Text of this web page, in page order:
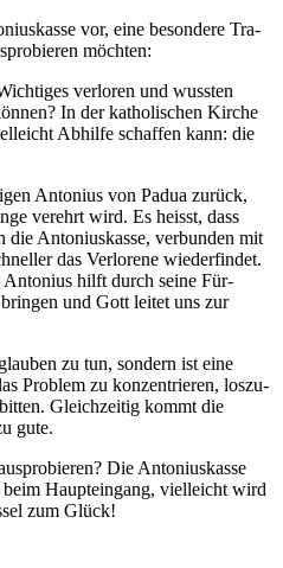
vor, eine beson­dere Tra­
möcht­en:
ver­loren und wussten
In der katholis­chen Kirche
Abhil­fe schaf­fen kann: die
Anto­nius von Pad­ua zurück,
verehrt wird. Es heisst, dass
die Anto­niuskasse, ver­bun­den mit
das Ver­lorene wiederfind­et.
Anto­nius hil­ft durch seine Für­
und Gott leit­et uns zur
zu tun, son­dern ist eine
Prob­lem zu konzen­tri­eren, loszu­
Gle­ichzeit­ig kommt die
gute.
Die Anto­niuskasse
Hauptein­gang, vielle­icht wird
zum Glück!